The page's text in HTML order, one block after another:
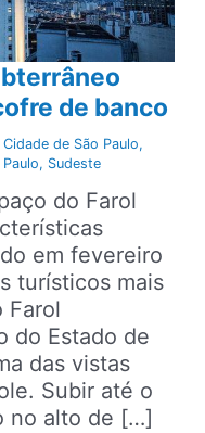
de banco
Cidade de São Paulo,
, Sudeste
do Farol
em fevereiro
turísticos mais
Farol
do Estado de
das vistas
Subir até o
no alto de […]